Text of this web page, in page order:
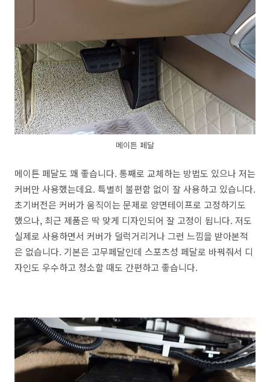
메이튼 페달
메이튼 페달도 꽤 좋습니다. 통째로 교체하는 방법도 있으나 저는
커버만 사용했는데요. 특별히 불편함 없이 잘 사용하고 있습니다.
초기버전은 커버가 움직이는 문제로 양면테이프로 고정하기도
했으나, 최근 제품은 딱 맞게 디자인되어 잘 고정이 됩니다. 저도
실제로 사용하면서 커버가 덜럭거리거나 그런 느낌을 받아본적
은 없습니다. 기본은 고무페달인데 스포츠성 페달로 바꿔줘서 디
자인도 우수하고 청소할 때도 간편하고 좋습니다.